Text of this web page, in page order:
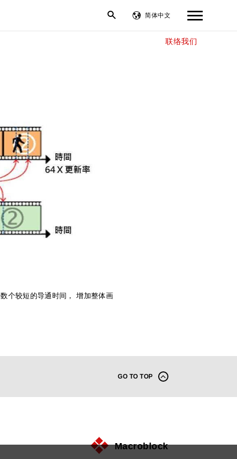
简体中文
联络我们
个较短的导通时间， 增加整体画
GO TO TOP
Macroblock